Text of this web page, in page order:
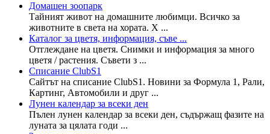
Домашен зоопарк
Тайният живот на домашните любимци. Всичко за
животните в света на хората. Х ...
Каталог за цветя, информация, съве ...
Отглеждане на цветя. Снимки и информация за много
цветя / растения. Съвети з ...
Списание ClubS1
Сайтът на списание ClubS1. Новини за Формула 1, Рали,
Картинг, Автомобили и друг ...
Лунен календар за всеки ден
Пълен лунен календар за всеки ден, съдържащ фазите на
луната за цялата годи ...